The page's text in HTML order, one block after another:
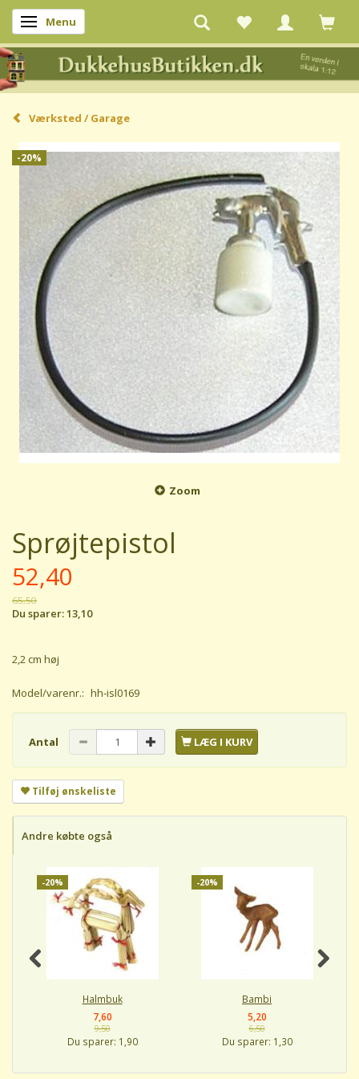
Skifte navigation
Menu
Værksted / Garage
-20%
Zoom
Sprøjtepistol
52,40
65,50
Du sparer:13,10
2,2 cm høj
Model/varenr.: hh-isl0169
Antal LÆG I KURV
Tilføj ønskeliste
Andre købte også
-20%
Halmbuk
7,60
9,50
Du sparer: 1,90
-20%
Bambi
5,20
6,50
Du sparer: 1,30